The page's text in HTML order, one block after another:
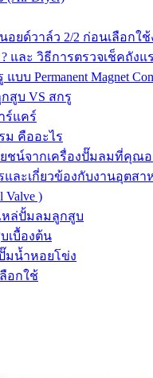
อยด์วาล์ว 2/2 ก่อนเลือกใช้
และ วิธีการตรวจเช็คถังแ
บ Permanent Magnet
สูบ VS สกรู
ร์แคร์
ม คืออะไร
ชน์จากเครื่องปั๊มลมที่คุณ
ละเกี่ยวข้องกับงานอุตสา
Valve )
ล่ปั้มลมลูกสูบ
เบื้องต้น
มน้ำหอยโข่ง
อกใช้